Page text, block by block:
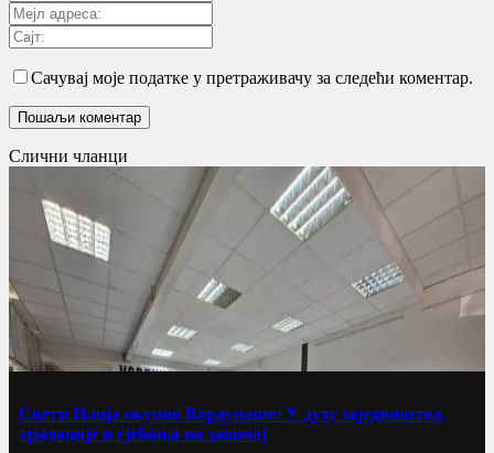
Сачувај моје податке у претраживачу за следећи коментар.
Слични чланци
Свети Илија окупио Кордунаше: У духу заједништва,
традиције и сјећања на завичај